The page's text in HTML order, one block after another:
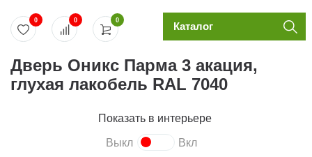
0
0 0 Каталог
Дверь Оникс Парма 3 акация,
глухая лакобель RAL 7040
Показать в интерьере
Выкл Вкл